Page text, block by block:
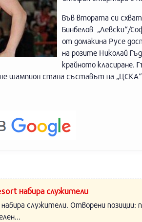
Във втората си
Бинбелов „Левски“/
от домакина Русе
на розите Николай
крайното класиране.
шампион стана съставът на „ЦСКА“
набира служители
служители. Отворени